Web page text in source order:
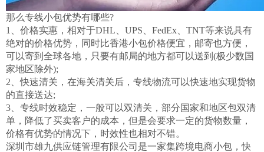
那么专线小包优势有哪些?
1、价格实惠，相对于DHL、UPS、FedEx、TNT等来说具有
绝对的价格优势，同时比香港小包价格便宜，邮寄也方便，
可以寄到全球各地，只要有邮局的地方都可以送到(极少数国
家地区除外);
2、快速清关，在海关清关后，专线物流可以快速地实现货物
的直接送达;
3、专线时效稳定，一般可以双清关，部分国家和地区包双清
单，降低了买卖客户的成本，但是会要求一定的货物数量，
价格有优势的情况下，时效性也相对不错。
深圳市雄九供应链管理有限公司 是一家集跨境电商小包，快